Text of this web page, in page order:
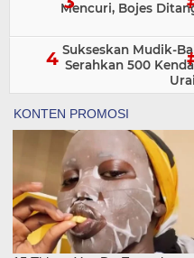
Mencuri, Bojes
Sukseskan Mudik-
Serahkan 500